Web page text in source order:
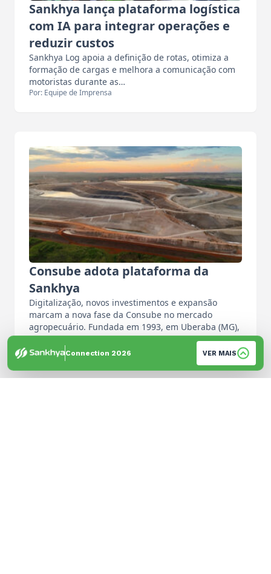
Sankhya lança plataforma logística
com IA para integrar operações e
reduzir custos
Sankhya Log apoia a definição de rotas, otimiza a
formação de cargas e melhora a comunicação com
motoristas durante as…
Por: Equipe de Imprensa
Consube adota plataforma da
Sankhya
Digitalização, novos investimentos e expansão
marcam a nova fase da Consube no mercado
agropecuário. Fundada em 1993, em Uberaba (MG),
…
Por: Equipe de Imprensa
Connection 2026 VER MAIS